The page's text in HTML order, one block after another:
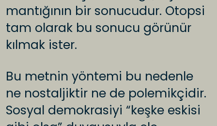
mantığının bir sonucudur. Otopsi
tam olarak bu sonucu görünür
kılmak ister.
Bu metnin yöntemi bu nedenle
ne nostaljiktir ne de polemikçidir.
Sosyal demokrasiyi “keşke eskisi